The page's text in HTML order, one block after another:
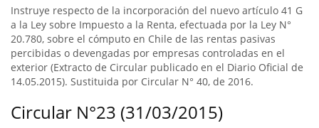
Instruye respecto de la incorporación del nuevo artículo 41 G
a la Ley sobre Impuesto a la Renta, efectuada por la Ley N°
20.780, sobre el cómputo en Chile de las rentas pasivas
percibidas o devengadas por empresas controladas en el
exterior (Extracto de Circular publicado en el Diario Oficial de
14.05.2015). Sustituida por Circular N° 40, de 2016.
Circular N°23 (31/03/2015)